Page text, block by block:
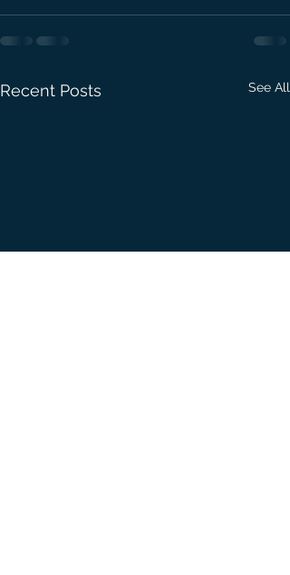
Recent Posts See All